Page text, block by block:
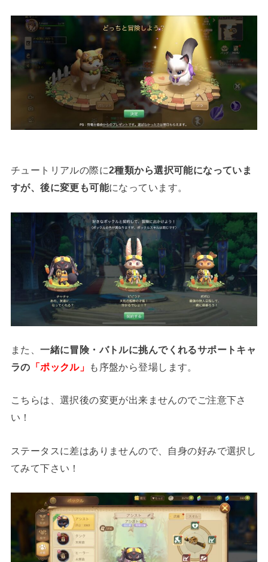
チュートリアルの際に2種類から選択可能になっていま
すが、後に変更も可能になっています。
また、一緒に冒険・バトルに挑んでくれるサポートキャ
ラの 「ポックル」 も序盤から登場します。
こちらは、選択後の変更が出来ませんのでご注意下さ
い！
ステータスに差はありませんので、自身の好みで選択し
てみて下さい！